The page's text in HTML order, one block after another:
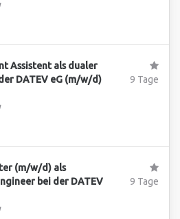
Assistent als dualer
DATEV eG (m/w/d)
9 Tage
(m/w/d) als
bei der DATEV
9 Tage